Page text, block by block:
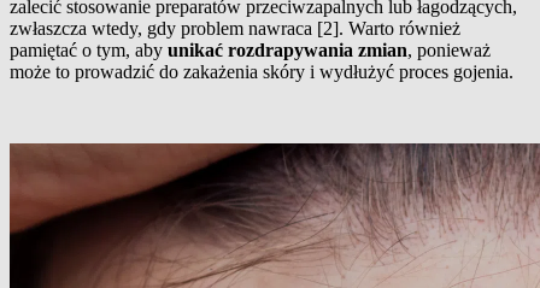
zalecić stosowanie preparatów przeciwzapalnych lub łagodzących,
zwłaszcza wtedy, gdy problem nawraca [2]. Warto również
pamiętać o tym, aby unikać rozdrapywania zmian, ponieważ
może to prowadzić do zakażenia skóry i wydłużyć proces gojenia.